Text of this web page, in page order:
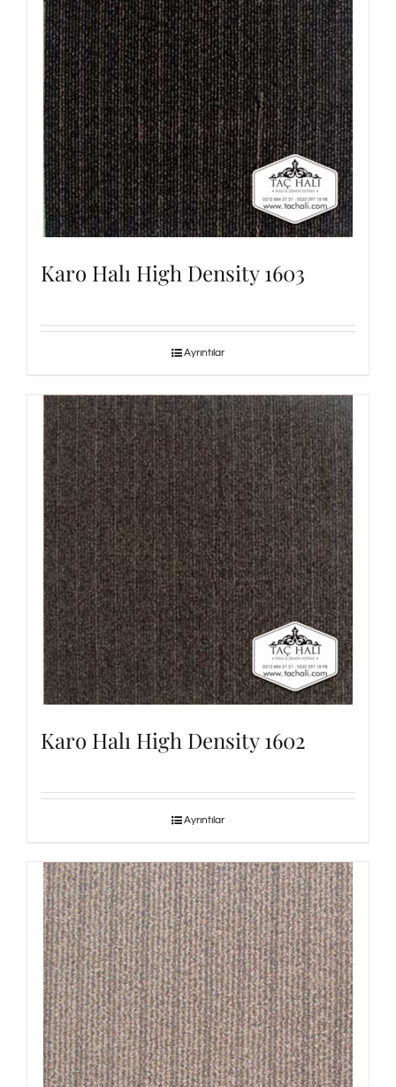
Karo Halı High Density 1603
Ayrıntılar
Karo Halı High Density 1602
Ayrıntılar